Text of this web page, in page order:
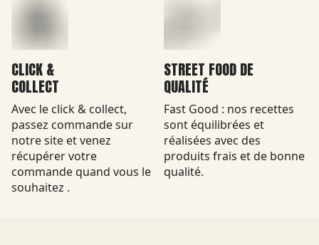
CLICK &
COLLECT
Avec le click & collect,
passez commande sur
notre site et venez
récupérer votre
commande quand vous le
souhaitez .
STREET FOOD DE
QUALITÉ
Fast Good : nos recettes
sont équilibrées et
réalisées avec des
produits frais et de bonne
qualité.